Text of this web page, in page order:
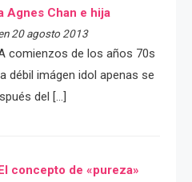
Agnes Chan e hija
20 agosto 2013
comienzos de los años 70s
débil imágen idol apenas se
del […]
concepto de «pureza»